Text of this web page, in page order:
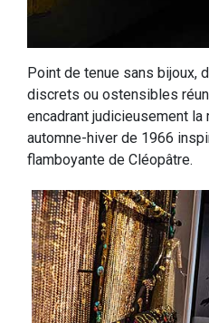
Point de tenue sans bijoux,
discrets ou ostensibles
encadrant judicieusement
automne-hiver de 1966
flamboyante de Cléopâtre.